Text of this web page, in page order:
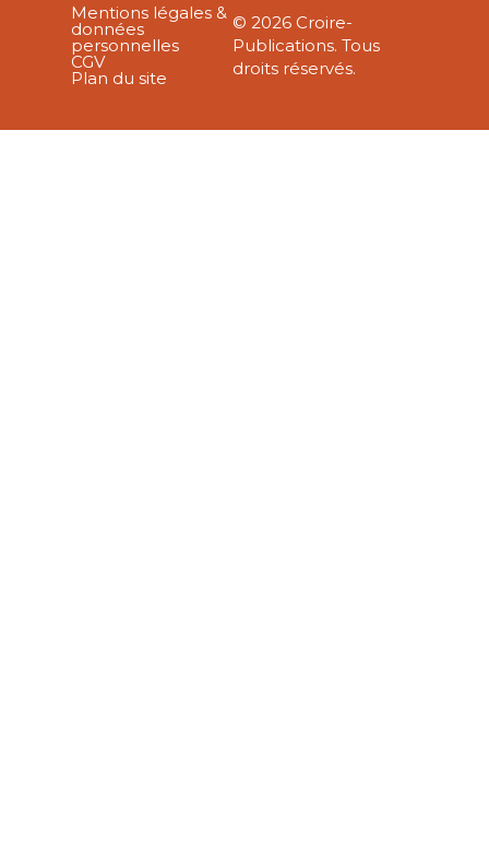
Mentions légales &
données
personnelles
CGV
Plan du site
© 2026 Croire-
Publications. Tous
droits réservés.